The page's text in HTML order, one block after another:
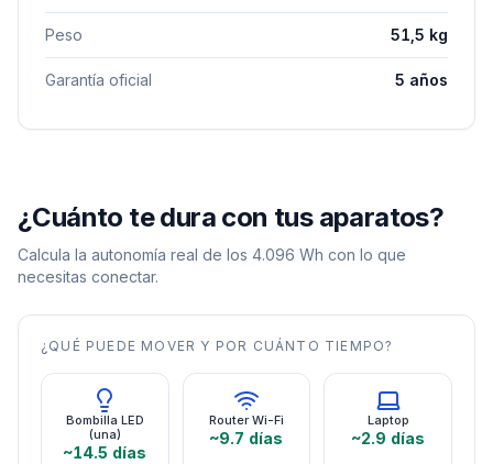
Peso 51,5 kg
Garantía oficial 5 años
¿Cuánto te dura con tus aparatos?
Calcula la autonomía real de los 4.096 Wh con lo que
necesitas conectar.
¿QUÉ PUEDE MOVER Y POR CUÁNTO TIEMPO?
Bombilla LED
(una)
~14.5 días
Router Wi-Fi
~9.7 días
Laptop
~2.9 días